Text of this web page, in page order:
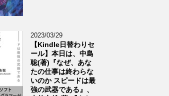
2023/03/29
【Kindle日替わりセ
ール】本日は、中島
聡(著)『なぜ、あな
たの仕事は終わらな
いのか スピードは最
強の武器である』、